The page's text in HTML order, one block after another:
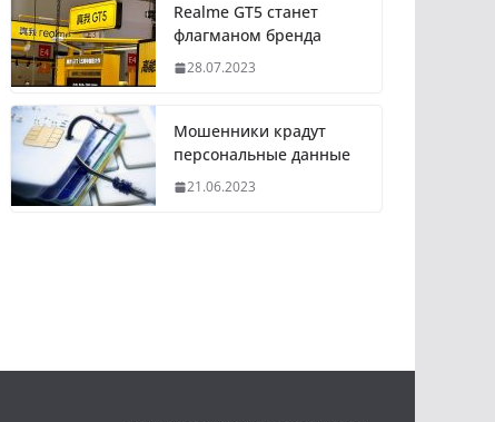
Realme GT5 станет
флагманом бренда
28.07.2023
Мошенники крадут
персональные данные
21.06.2023